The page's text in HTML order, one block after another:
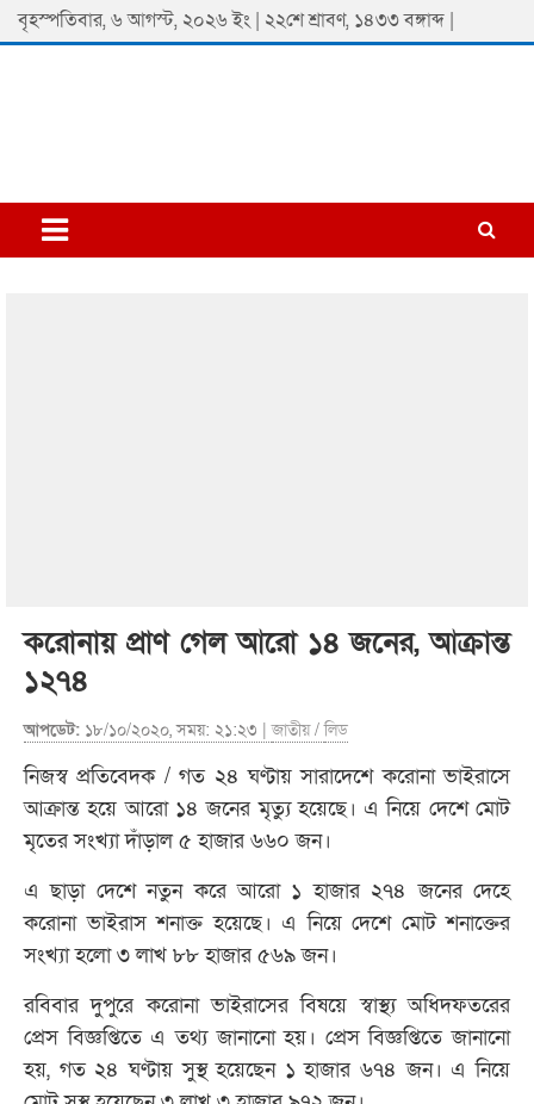
Skip
to
বৃহস্পতিবার, ৬ আগস্ট, ২০২৬ ইং | ২২শে শ্রাবণ, ১৪৩৩ বঙ্গাব্দ |
Padmaprobaha
Online Newspaper Portal
করোনায় প্রাণ গেল আরো ১৪ জনের, আক্রান্ত
১২৭৪
আপডেট: ১৮/১০/২০২০, সময়: ২১:২৩ |জাতীয়/লিড
নিজস্ব প্রতিবেদক / গত ২৪ ঘণ্টায় সারাদেশে করোনা ভাইরাসে
আক্রান্ত হয়ে আরো ১৪ জনের মৃত্যু হয়েছে। এ নিয়ে দেশে মোট
মৃতের সংখ্যা দাঁড়াল ৫ হাজার ৬৬০ জন।
এ ছাড়া দেশে নতুন করে আরো ১ হাজার ২৭৪ জনের দেহে
করোনা ভাইরাস শনাক্ত হয়েছে। এ নিয়ে দেশে মোট শনাক্তের
সংখ্যা হলো ৩ লাখ ৮৮ হাজার ৫৬৯ জন।
রবিবার দুপুরে করোনা ভাইরাসের বিষয়ে স্বাস্থ্য অধিদফতরের
প্রেস বিজ্ঞপ্তিতে এ তথ্য জানানো হয়। প্রেস বিজ্ঞপ্তিতে জানানো
হয়, গত ২৪ ঘণ্টায় সুস্থ হয়েছেন ১ হাজার ৬৭৪ জন। এ নিয়ে